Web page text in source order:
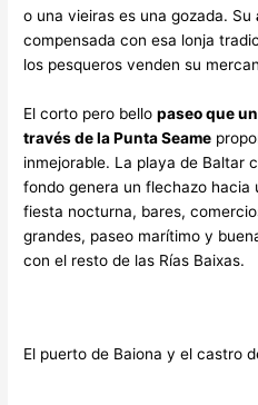
o una vieiras es una gozada. Su
compensada con esa lonja
los pesqueros venden su
El corto pero bellopaseo que
través de la Punta Seame
inmejorable. La playa de Baltar
fondo genera un flechazo hacia
fiesta nocturna, bares,
grandes, paseo marítimo y
con el resto de las Rías Baixas.
El puerto de Baiona y el castro